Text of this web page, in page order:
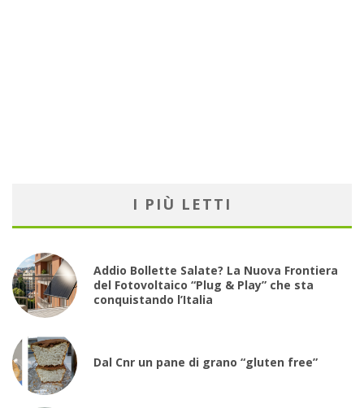
I PIÙ LETTI
Addio Bollette Salate? La Nuova Frontiera
del Fotovoltaico “Plug & Play” che sta
conquistando l’Italia
Dal Cnr un pane di grano “gluten free”